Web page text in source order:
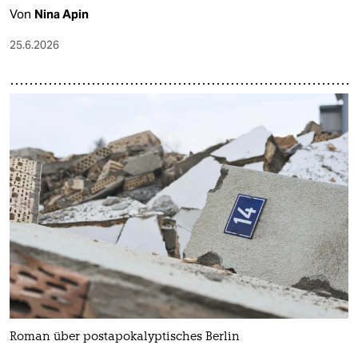
Von Nina Apin
25.6.2026
Roman über postapokalyptisches Berlin